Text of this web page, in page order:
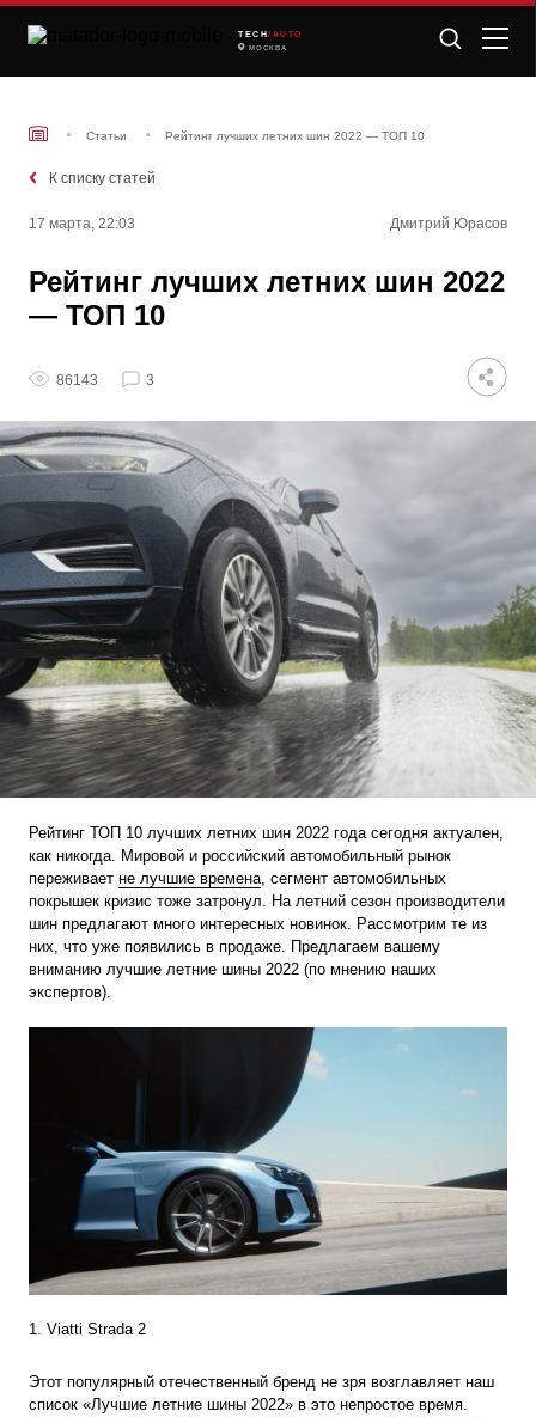
TECH /AUTO
МОСКВА
Статьи Рейтинг лучших летних шин 2022 — ТОП 10
К списку статей
17 марта, 22:03 Дмитрий Юрасов
Рейтинг лучших летних шин 2022
— ТОП 10
86143 3
Рейтинг ТОП 10 лучших летних шин 2022 года сегодня актуален,
как никогда. Мировой и российский автомобильный рынок
переживает не лучшие времена , сегмент автомобильных
покрышек кризис тоже затронул. На летний сезон производители
шин предлагают много интересных новинок. Рассмотрим те из
них, что уже появились в продаже. Предлагаем вашему
вниманию лучшие летние шины 2022 (по мнению наших
экспертов).
1. Viatti Strada 2
Этот популярный отечественный бренд не зря возглавляет наш
список «Лучшие летние шины 2022» в это непростое время.